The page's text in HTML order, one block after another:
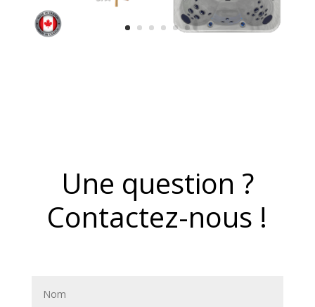
Une question ?
Contactez-nous !